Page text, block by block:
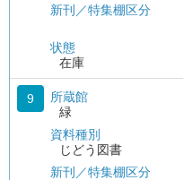
新刊／特集棚区分
状態
在庫
9
所蔵館
緑
資料種別
じどう図書
新刊／特集棚区分